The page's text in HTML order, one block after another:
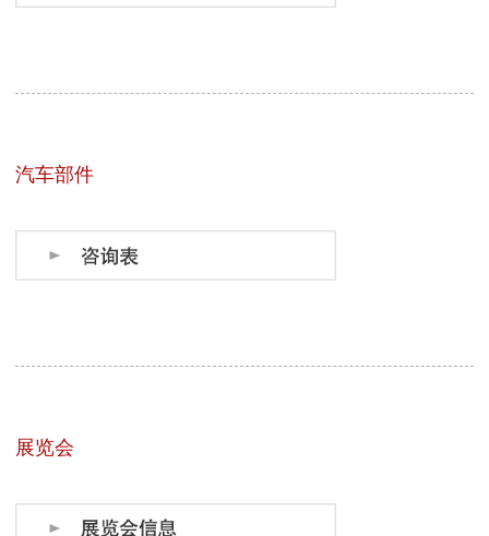
汽车部件
展览会